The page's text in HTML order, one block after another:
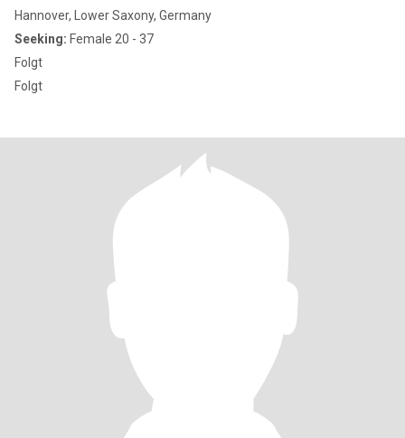
Hannover, Lower Saxony, Germany
Seeking: Female 20 - 37
Folgt
Folgt